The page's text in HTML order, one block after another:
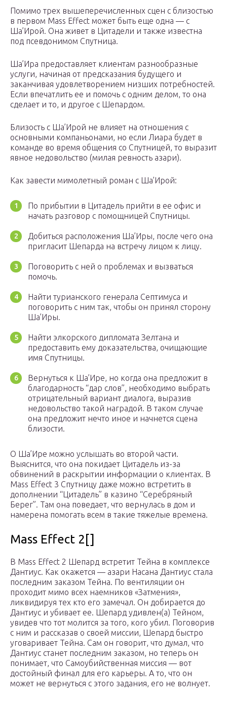
Помимо трех вышеперечисленных сцен с близостью
в первом Mass Effect может быть еще одна — с
Ша’Ирой. Она живет в Цитадели и также известна
под псевдонимом Спутница.
Ша’Ира предоставляет клиентам разнообразные
услуги, начиная от предсказания будущего и
заканчивая удовлетворением низших потребностей.
Если впечатлить ее и помочь с одним делом, то она
сделает и то, и другое с Шепардом.
Близость с Ша’Ирой не влияет на отношения с
основными компаньонами, но если Лиара будет в
команде во время общения со Спутницей, то выразит
явное недовольство (милая ревность азари).
Как завести мимолетный роман с Ша’Ирой:
По прибытии в Цитадель прийти в ее офис и
начать разговор с помощницей Спутницы.
Добиться расположения Ша’Иры, после чего она
пригласит Шепарда на встречу лицом к лицу.
Поговорить с ней о проблемах и вызваться
помочь.
Найти турианского генерала Септимуса и
поговорить с ним так, чтобы он принял сторону
Ша’Иры.
Найти элкорского дипломата Зелтана и
предоставить ему доказательства, очищающие
имя Спутницы.
Вернуться к Ша’Ире, но когда она предложит в
благодарность “дар слов”, необходимо выбрать
отрицательный вариант диалога, выразив
недовольство такой наградой. В таком случае
она предложит нечто иное и начнется сцена
близости.
О Ша’Ире можно услышать во второй части.
Выяснится, что она покидает Цитадель из-за
обвинений в раскрытии информации о клиентах. В
Mass Effect 3 Спутницу даже можно встретить в
дополнении “Цитадель” в казино “Серебряный
Берег”. Там она поведает, что вернулась в дом и
намерена помогать всем в такие тяжелые времена.
Mass Effect 2[]
В Mass Effect 2 Шепард встретит Тейна в комплексе
Дантиус. Как окажется — азари Насана Дантиус стала
последним заказом Тейна. По вентиляции он
проходит мимо всех наемников «Затмения»,
ликвидируя тех кто его замечал. Он добирается до
Дантиус и убивает ее. Шепард удивлен(а) Тейном,
увидев что тот молится за того, кого убил. Поговорив
с ним и рассказав о своей миссии, Шепард быстро
уговаривает Тейна. Сам он говорит, что думал, что
Дантиус станет последним заказом, но теперь он
понимает, что Самоубийственная миссия — вот
достойный финал для его карьеры. А то, что он
может не вернуться с этого задания, его не волнует.